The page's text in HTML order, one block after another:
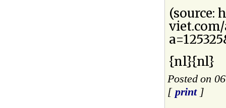
(source:
{nl}{nl}
Posted on
[ print]